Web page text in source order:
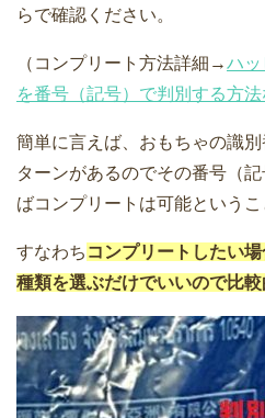
らで確認ください。
（コンプリート方法詳細→ハッ
を番号（記号）で判別する方
簡単に言えば、おもちゃの識
ターンがあるのでその番号（
ばコンプリートは可能というこ
すなわち コンプリートしたい
種類を選ぶだけでいいので比較